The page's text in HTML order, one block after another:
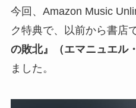
今回、Amazon Music
ク特典で、以前から書店
の敗北』（エマニュエル
ました。